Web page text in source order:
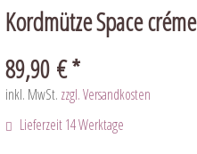
Kordmütze Space créme
89,90 € *
inkl. MwSt. zzgl. Versandkosten
Lieferzeit 14 Werktage